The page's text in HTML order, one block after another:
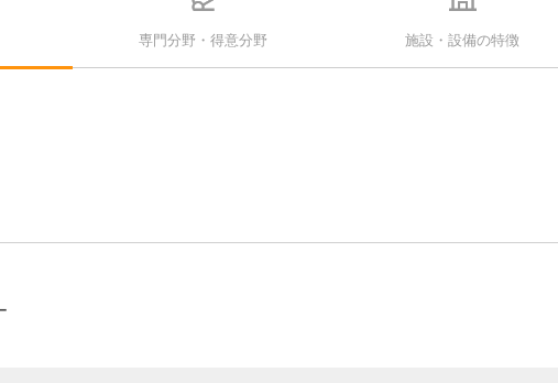
専門分野・得意分野 施設・設備の特徴